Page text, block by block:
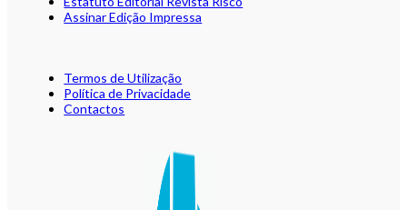
Assinar Edição Impressa
Termos de Utilização
Política de Privacidade
Contactos